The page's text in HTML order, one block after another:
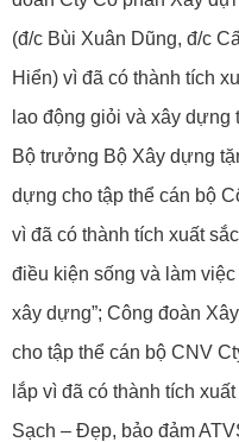
(đ/c Bùi Xuân Dũng, đ/c
Hiển) vì đã có thành tích
lao động giỏi và xây
Bộ trưởng Bộ Xây dựng
dựng cho tập thể cán bộ
vì đã có thành tích xuất
điều kiện sống và làm
xây dựng”; Công đoàn
cho tập thể cán bộ CNV
lắp vì đã có thành tích
Sạch – Đẹp, bảo đảm